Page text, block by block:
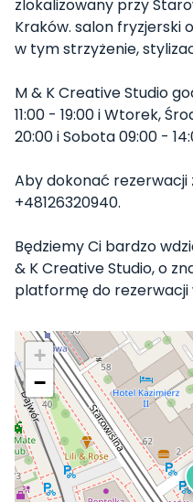
zlokalizowany przy
Kraków. salon fryzjerski
w tym strzyżenie,
M & K Creative Studio
11:00 - 19:00 i Wtorek,
20:00 i Sobota 09:00 -
Aby dokonać
+48126320940.
Będziemy Ci bardzo
& K Creative Studio, o
platformę do rezerwacji
+
−